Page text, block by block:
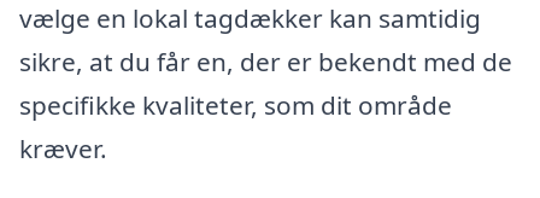
vælge en lokal tagdækker kan samtidig
sikre, at du får en, der er bekendt med de
specifikke kvaliteter, som dit område
kræver.